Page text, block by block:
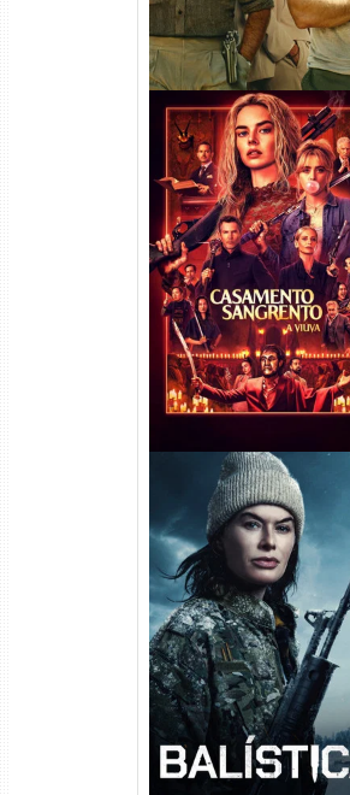
Casamento
Viúva Torrent (2026)
720p/1080p/4K Dual
Balística Torrent (2025)
DL 1080p Dual Áudio